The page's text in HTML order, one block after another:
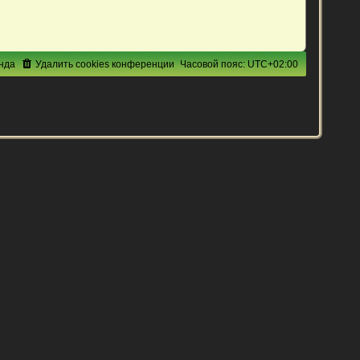
Часовой пояс:UTC+02:00
Удалить cookies конференции